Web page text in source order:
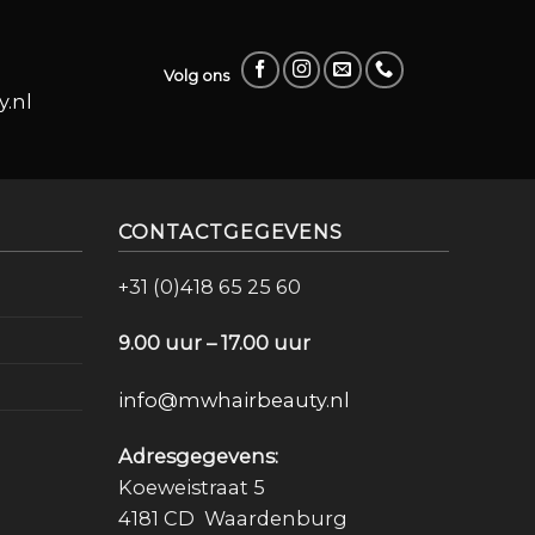
Volg ons
CONTACTGEGEVENS
+31 (0)418 65 25 60
9.00 uur – 17.00 uur
info@mwhairbeauty.nl
Adresgegevens:
Koeweistraat 5
4181 CD Waardenburg